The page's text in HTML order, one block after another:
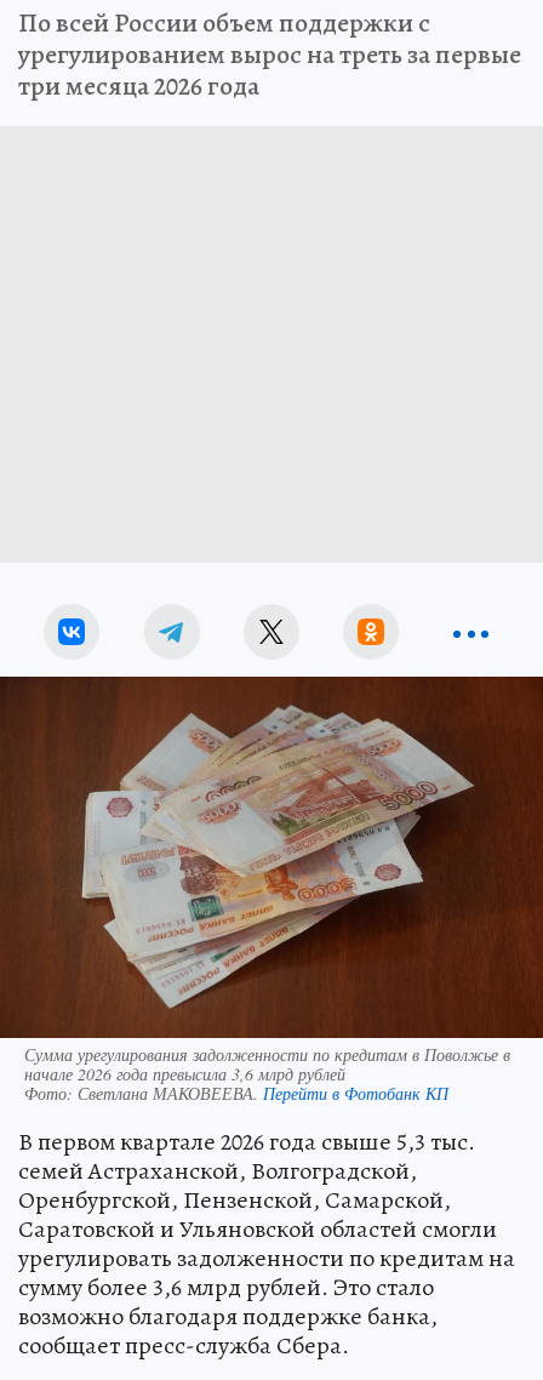
По всей России объем поддержки с
урегулированием вырос на треть за первые
три месяца 2026 года
Сумма урегулирования задолженности по кредитам в Поволжье в
начале 2026 года превысила 3,6 млрд рублей
Фото: Светлана МАКОВЕЕВА. Перейти в Фотобанк КП
В первом квартале 2026 года свыше 5,3 тыс.
семей Астраханской, Волгоградской,
Оренбургской, Пензенской, Самарской,
Саратовской и Ульяновской областей смогли
урегулировать задолженности по кредитам на
сумму более 3,6 млрд рублей. Это стало
возможно благодаря поддержке банка,
сообщает пресс-служба Сбера.